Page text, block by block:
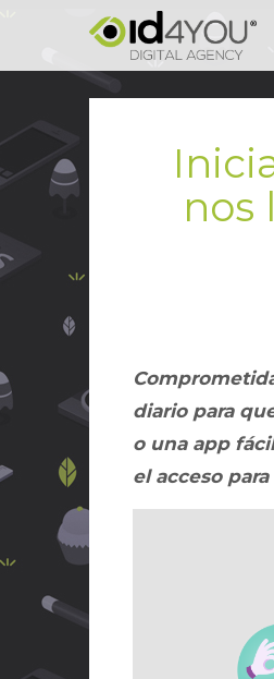
nos
diario para
o una app
el acceso